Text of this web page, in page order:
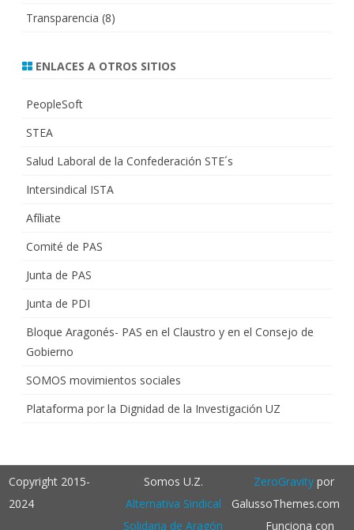
Transparencia (8)
ENLACES A OTROS SITIOS
PeopleSoft
STEA
Salud Laboral de la Confederación STE´s
Intersindical ISTA
Afíliate
Comité de PAS
Junta de PAS
Junta de PDI
Bloque Aragonés- PAS en el Claustro y en el Consejo de
Gobierno
SOMOS movimientos sociales
Plataforma por la Dignidad de la Investigación UZ
Copyright 2015-
2024
Somos U.Z.
Alternativa Sindical
Solidaria de Aragón
ZeroGravitypor
GalussoThemes.com
Funciona con